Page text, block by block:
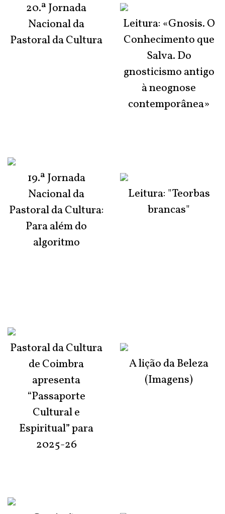
20.ª Jornada
Nacional da
Pastoral da Cultura
19.ª Jornada
Nacional da
Pastoral da Cultura:
Para além do
algoritmo
Pastoral da Cultura
de Coimbra
apresenta
“Passaporte
Cultural e
Espiritual” para
2025-26
Leitura: «Gnosis. O
Conhecimento que
Salva. Do
gnosticismo antigo
à neognose
contemporânea»
Leitura: "Teorbas
brancas"
A lição da Beleza
(Imagens)